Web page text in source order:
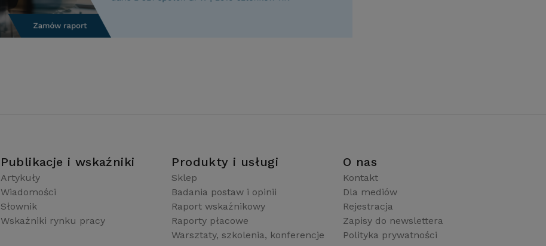
Publikacje i wskaźniki
Artykuły
Wiadomości
Słownik
Wskaźniki rynku pracy
Produkty i usługi
Sklep
Badania postaw i opinii
Raport wskaźnikowy
Raporty płacowe
Warsztaty, szkolenia, konferencje
O nas
Kontakt
Dla mediów
Rejestracja
Zapisy do newslettera
Polityka prywatności